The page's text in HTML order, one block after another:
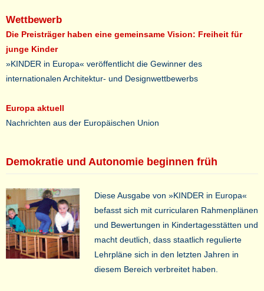
Wettbewerb
Die Preisträger haben eine gemeinsame Vision: Freiheit für
junge Kinder
»KINDER in Europa« veröffentlicht die Gewinner des
internationalen Architektur- und Designwettbewerbs
Europa aktuell
Nachrichten aus der Europäischen Union
Demokratie und Autonomie beginnen früh
Diese Ausgabe von »KINDER in Europa«
befasst sich mit curricularen Rahmenplänen
und Bewertungen in Kindertagesstätten und
macht deutlich, dass staatlich regulierte
Lehrpläne sich in den letzten Jahren in
diesem Bereich verbreitet haben.